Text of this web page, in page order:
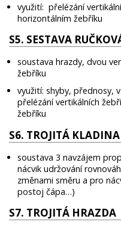
využití: přelézání
horizontálním žebříku
S5. SESTAVA
soustava hrazdy, dvou
žebříku
využití: shyby, přednosy,
přelézání vertikálních
žebříku
S6. TROJITÁ KLADINA
soustava 3 navzájem
nácvik udržování
změnami směru a pro
postoj čápa…)
S7. TROJITÁ HRAZDA